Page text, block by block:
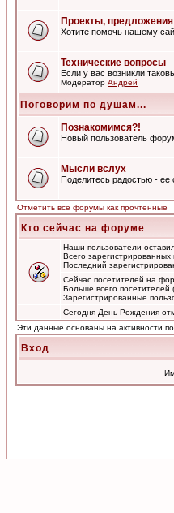
Проекты, предложения
Хотите помочь нашему
Технические вопросы
Если у вас возникли
Модератор Андрей
Поговорим по душам...
Познакомимся?!
Новый пользователь
Мысли вслух
Поделитесь радостью - ее
Отметить все форумы как прочтённые
Кто сейчас на форуме
Наши пользователи
Всего зарегистрированных
Последний
Сейчас посетителей на
Больше всего посетителей (
Зарегистрированные
Сегодня День Рождения
Эти данные основаны на активности
Вход